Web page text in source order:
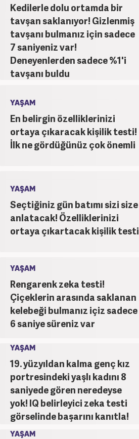
Kedilerle dolu ortamda bir
tavşan saklanıyor! Gizlenmiş
tavşanı bulmanız için sadece
7 saniyeniz var!
Deneyenlerden sadece %1'i
tavşanı buldu
YAŞAM
En belirgin özelliklerinizi
ortaya çıkaracak kişilik testi!
İlk ne gördüğünüz çok önemli
YAŞAM
Seçtiğiniz gün batımı sizi size
anlatacak! Özelliklerinizi
ortaya çıkartacak kişilik testi
YAŞAM
Rengarenk zeka testi!
Çiçeklerin arasında saklanan
kelebeği bulmanız içiz sadece
6 saniye süreniz var
YAŞAM
19. yüzyıldan kalma genç kız
portresindeki yaşlı kadını 8
saniyede gören neredeyse
yok! IQ belirleyici zeka testi
görselinde başarını kanıtla!
YAŞAM